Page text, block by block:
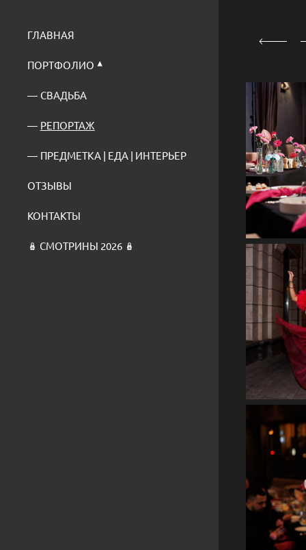
ГЛАВНАЯ
ПОРТФОЛИО
СВАДЬБА
РЕПОРТАЖ
ПРЕДМЕТКА | ЕДА | ИНТЕРЬЕР
ОТЗЫВЫ
КОНТАКТЫ
🪆 СМОТРИНЫ 2026 🪆
в
в